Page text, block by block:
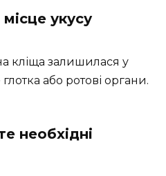
укусу
кліща залишилася у
або ротові органи.
необхідні